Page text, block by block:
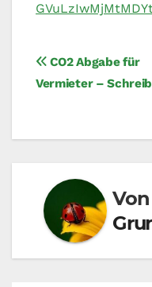
CO2 Abgabe für
Vermieter –
Von